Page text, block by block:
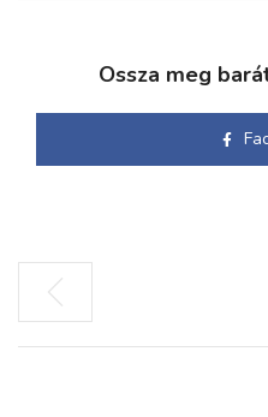
Ossza meg